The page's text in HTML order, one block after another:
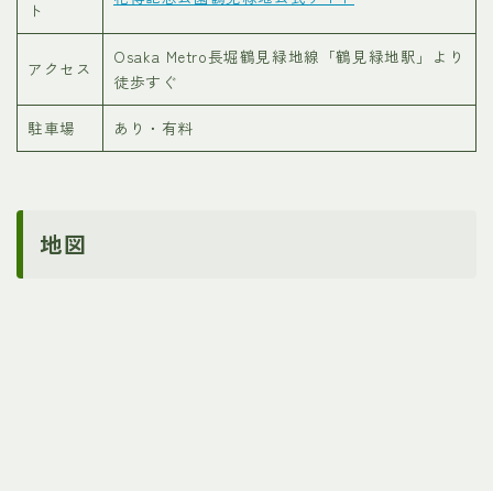
ト
アクセス
Osaka Metro長堀鶴見緑地線「鶴見緑地駅」より
徒歩すぐ
駐車場 あり・有料
地図